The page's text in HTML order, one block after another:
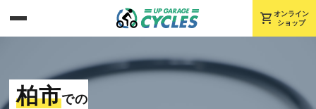
shopping_cart オンライン
ショップ
柏市での